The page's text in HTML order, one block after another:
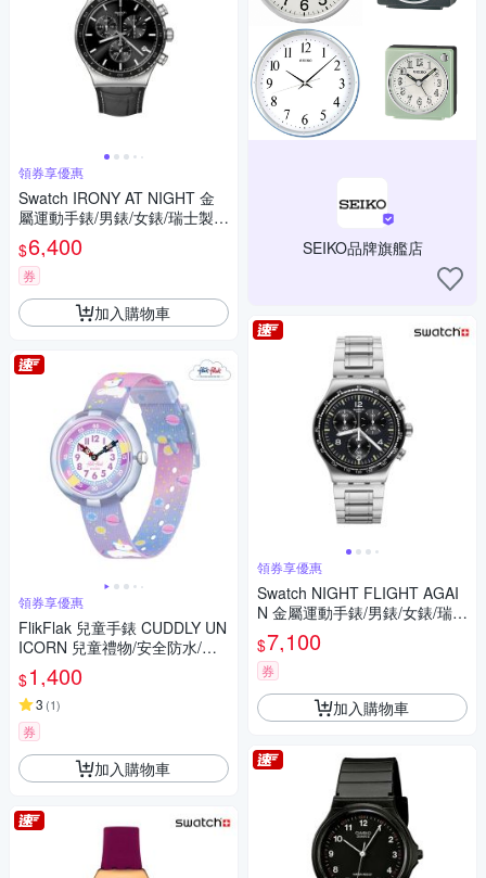
領券享優惠
Swatch IRONY AT NIGHT 金
屬運動手錶/男錶/女錶/瑞士製造
YVS495 (43mm)
$6,400
券
加入購物車
領券享優惠
FlikFlak 兒童手錶 CUDDLY UN
ICORN 兒童禮物/安全防水/瑞
士製造 FBNP213FBNP213 (3
1.85mm)
$1,400
3 (1)
券
加入購物車
SEIKO品牌旗艦店
領券享優惠
Swatch NIGHT FLIGHT AGAI
N 金屬運動手錶/男錶/女錶/瑞士
製造 YVS444GC (43mm)
$7,100
券
加入購物車